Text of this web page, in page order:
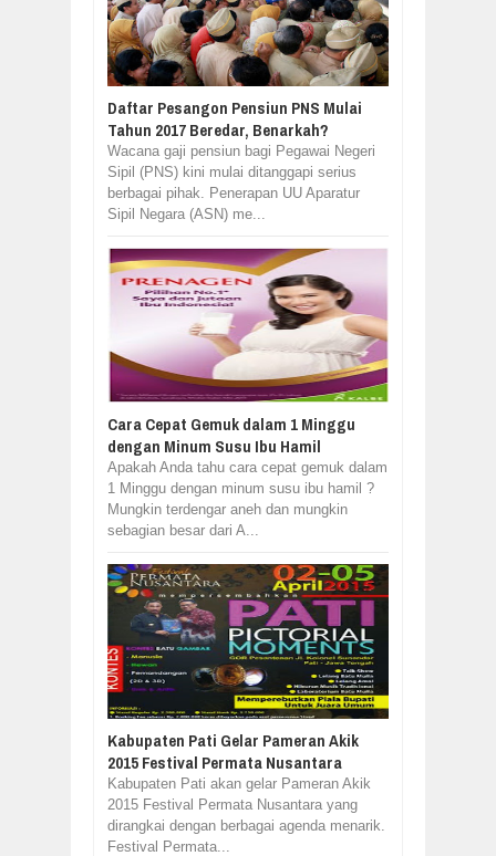
Daftar Pesangon Pensiun PNS Mulai
Tahun 2017 Beredar, Benarkah?
Wacana gaji pensiun bagi Pegawai Negeri
Sipil (PNS) kini mulai ditanggapi serius
berbagai pihak. Penerapan UU Aparatur
Sipil Negara (ASN) me...
Cara Cepat Gemuk dalam 1 Minggu
dengan Minum Susu Ibu Hamil
Apakah Anda tahu cara cepat gemuk dalam
1 Minggu dengan minum susu ibu hamil ?
Mungkin terdengar aneh dan mungkin
sebagian besar dari A...
Kabupaten Pati Gelar Pameran Akik
2015 Festival Permata Nusantara
Kabupaten Pati akan gelar Pameran Akik
2015 Festival Permata Nusantara yang
dirangkai dengan berbagai agenda menarik.
Festival Permata...